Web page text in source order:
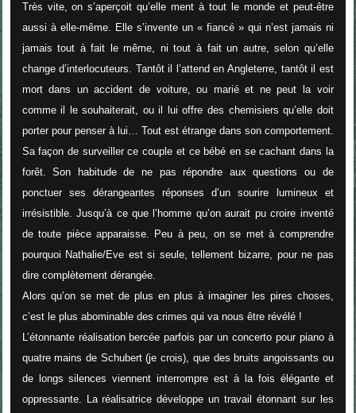
Très vite, on s’aperçoit qu’elle ment à tout le monde et peut-être
aussi à elle-même. Elle s’invente un « fiancé » qui n’est jamais ni
jamais tout à fait le même, ni tout à fait un autre, selon qu’elle
change d’interlocuteurs. Tantôt il l’attend en Angleterre, tantôt il est
mort dans un accident de voiture, ou marié et ne peut la voir
comme il le souhaiterait, ou il lui offre des chemisiers qu’elle doit
porter pour penser à lui… Tout est étrange dans son comportement.
Sa façon de surveiller ce couple et ce bébé en se cachant dans la
forêt. Son habitude de ne pas répondre aux questions ou de
ponctuer ses dérangeantes réponses d’un sourire lumineux et
irrésistible. Jusqu’à ce que l’homme qu’on aurait pu croire inventé
de toute pièce apparaisse. Peu à peu, on se met à comprendre
pourquoi Nathalie/Eve est si seule, tellement bizarre, pour ne pas
dire complètement dérangée.
Alors qu’on se met de plus en plus à imaginer les pires choses,
c’est le plus abominable des crimes qui va nous être révélé !
L’étonnante réalisation bercée parfois par un concerto pour piano à
quatre mains de Schubert (je crois), que des bruits angoissants ou
de longs silences viennent interrompre est à la fois élégante et
oppressante. La réalisatrice développe un travail étonnant sur les